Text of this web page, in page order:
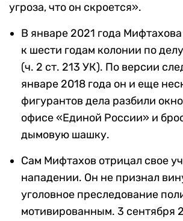
угроза, что он скроется».
В январе 2021 года
к шести годам колонии по
(ч. 2 ст. 213 УК). По версии
январе 2018 года он и еще
фигурантов дела разбили
офисе «Единой России» и
дымовую шашку.
Сам Мифтахов отрицал свое
нападении. Он не признал
уголовное преследование
мотивированным. 3 сентября